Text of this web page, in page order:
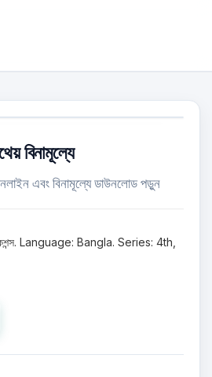
বিনামূল্যে
এবং বিনামূল্যে ডাউনলোড পড়ুন
Language: Bangla. Series: 4th,